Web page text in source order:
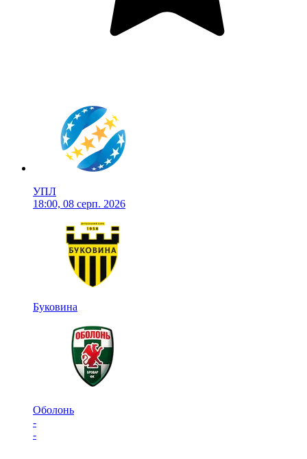
УПЛ
18:00, 08 серп. 2026
Буковина
Оболонь
-
-